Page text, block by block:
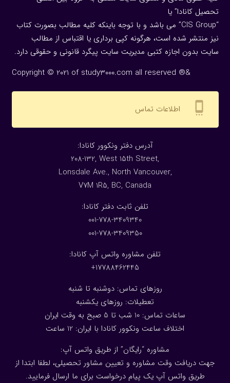
تحصیل کانادا” یا
“CIS Group” می باشد و با توجه باینکه کلیه مطالب بصورت کتاب
نیز منتشر شده است، هرگونه كپی برداری یا اقتباس از مطالب
سایت بدون اجازه كتبی مدیریت سایت پیگرد قانونی و حقوقی دارد.
Copyright © 2021 of study3000.com all reserved ®&
settings_cell اطلاعات تماس
:آدرس دفتر ونکوور کانادا
208-132, West 15th Street,
Lonsdale Ave., North Vancouver,
V7M 1R5, BC, Canada
:تلفن ثابت دفتر کانادا
001-778-3409340
001-778-3409350
تلفن مشاوره واتس آپ کانادا:
17788462445+
روزهای تماس: دوشنبه تا شنبه
تعطیلات: روزهای یکشنبه
ساعات تماس: 10 شب تا 5 صبح به وقت ایران
اختلاف ساعت ونکوور کانادا با ایران: 1 2 ساعت
مشاوره “رایگان” از طریق واتس آپ:
جهت دریافت وقت مشاوره و تعیین مشاور تحصیلی، لطفا ابتدا از
طریق واتس آپ یک پیام درخواست برای ما ارسال فرمایید.